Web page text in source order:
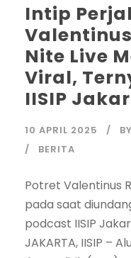
Intip
Nite Live
Viral,
IISIP
10 APRIL 2025 BY
BERITA
Potret Valentinus
pada saat
podcast IISIP
JAKARTA, IISIP –